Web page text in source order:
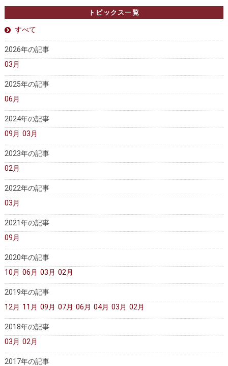
ステントグラフトによる治療 年齢・余病
マルファン症候群
診察をご希望の方へ
大動脈瘤を指摘されたら？
遠方から来院される方は？ 外来予約について
セカンドオピニオン
都道府県別紹介病院
お問い合わせ
外来予約をされた方へ
私どもの特色 治療目的と治療対象
手術概要
医師募集情報 ドクターカー
トピックス一覧
アーカイブ
トピックス一覧
すべて
2026年の記事
03月
2025年の記事
06月
2024年の記事
09月 03月
2023年の記事
02月
2022年の記事
03月
2021年の記事
09月
2020年の記事
10月 06月 03月 02月
2019年の記事
12月 11月 09月 07月 06月 04月 03月 02月
2018年の記事
03月 02月
2017年の記事